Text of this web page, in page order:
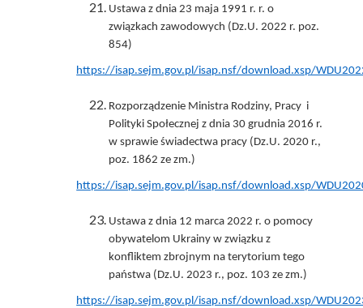
Ustawa z dnia 23 maja 1991 r. r. o
związkach zawodowych (Dz.U. 2022 r. poz.
854)
https://isap.sejm.gov.pl/isap.nsf/download.xsp/
Rozporządzenie Ministra Rodziny, Pracy i
Polityki Społecznej z dnia 30 grudnia 2016 r.
w sprawie świadectwa pracy (Dz.U. 2020 r.,
poz. 1862 ze zm.)
https://isap.sejm.gov.pl/isap.nsf/download.xsp/
Ustawa z dnia 12 marca 2022 r. o pomocy
obywatelom Ukrainy w związku z
konfliktem zbrojnym na terytorium tego
państwa (Dz.U. 2023 r., poz. 103 ze zm.)
https://isap.sejm.gov.pl/isap.nsf/download.xsp/